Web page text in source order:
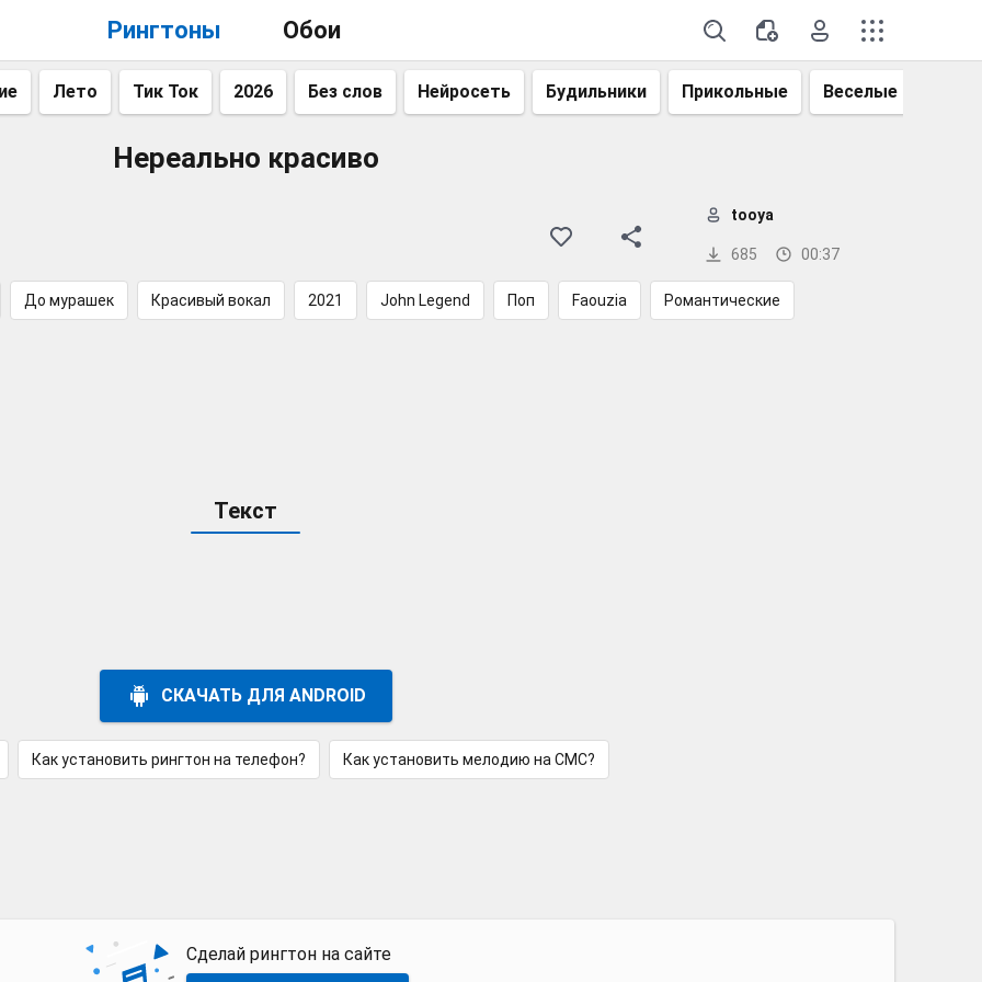
Рингтоны Обои
Лето Тик Ток 2026 Без слов Нейросеть Будильники Прикольные Веселые
Нереально красиво
685 00:37
tooya
До мурашек Красивый вокал 2021 John Legend Поп Faouzia Романтические
Текст
СКАЧАТЬ ДЛЯ ANDROID
Как установить рингтон на телефон? Как установить мелодию на СМС?
Сделай рингтон на сайте